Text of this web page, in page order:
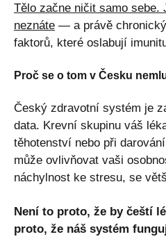
Tělo začne ničit samo sebe.
neznáte — a právě
faktorů, které oslabují
Proč se o tom v Česku
Český zdravotní systém je
data. Krevní skupinu váš
těhotenství nebo při
může ovlivňovat vaši
náchylnost ke stresu, se
Není to proto, že by čeští
proto, že náš systém